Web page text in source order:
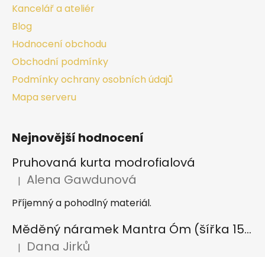
Kancelář a ateliér
Blog
Hodnocení obchodu
Obchodní podmínky
Podmínky ochrany osobních údajů
Mapa serveru
Nejnovější hodnocení
Pruhovaná kurta modrofialová
Hodnocení produktu je 5 z 5 hvězdiček.
| Alena Gawdunová
Příjemný a pohodlný materiál.
Měděný náramek Mantra Óm (šířka 15 mm)
Hodnocení produktu je 5 z 5 hvězdiček.
| Dana Jirků